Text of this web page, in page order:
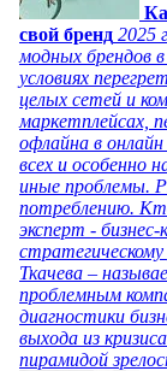
свой бренд 2025
модных брендов
условиях
целых сетей и
маркетплейсах,
офлайна в
всех и особенно
иные проблемы.
потреблению.
эксперт -
Ткачева –
проблемным
диагностики
выхода из
пирамидой